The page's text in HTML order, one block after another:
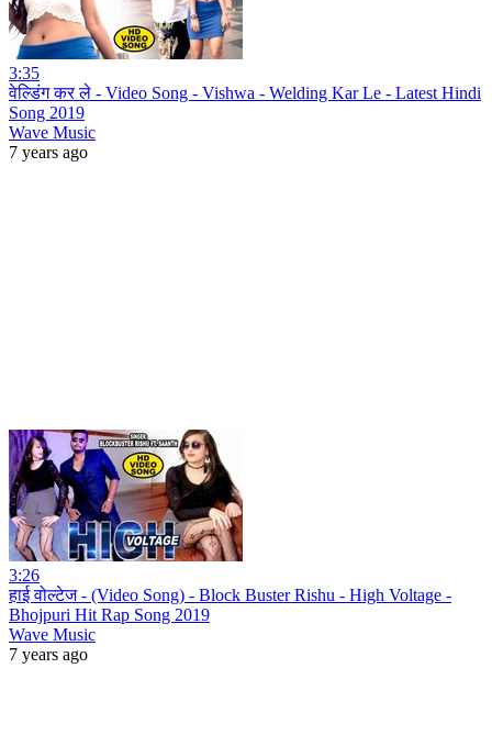
3:35
वेल्डिंग कर ले - Video Song - Vishwa - Welding Kar Le - Latest Hindi
Song 2019
Wave Music
7 years ago
3:26
हाई वोल्टेज - (Video Song) - Block Buster Rishu - High Voltage -
Bhojpuri Hit Rap Song 2019
Wave Music
7 years ago